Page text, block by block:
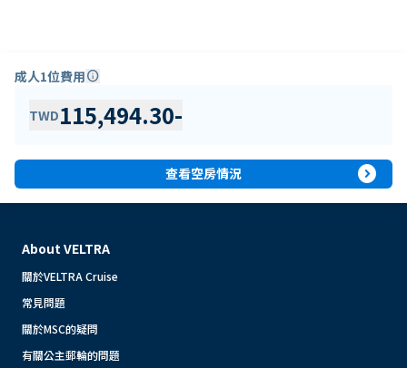
成人1位費用info
TWD115,494.30-
查看空房情況 expand_circle_right
About VELTRA
關於VELTRA Cruise
常見問題
關於MSC的疑問
有關公主郵輪的問題